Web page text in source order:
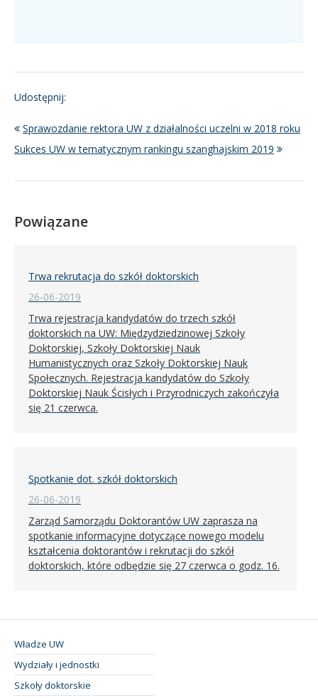
Udostępnij:
Sprawozdanie rektora UW z działalności uczelni w 2018 roku
Sukces UW w tematycznym rankingu szanghajskim 2019
Powiązane
Trwa rekrutacja do szkół doktorskich
26-06-2019
Trwa rejestracja kandydatów do trzech szkół
doktorskich na UW: Międzydziedzinowej Szkoły
Doktorskiej, Szkoły Doktorskiej Nauk
Humanistycznych oraz Szkoły Doktorskiej Nauk
Społecznych. Rejestracja kandydatów do Szkoły
Doktorskiej Nauk Ścisłych i Przyrodniczych zakończyła
się 21 czerwca.
Spotkanie dot. szkół doktorskich
26-06-2019
Zarząd Samorządu Doktorantów UW zaprasza na
spotkanie informacyjne dotyczące nowego modelu
kształcenia doktorantów i rekrutacji do szkół
doktorskich, które odbędzie się 27 czerwca o godz. 16.
Władze UW
Wydziały i jednostki
Szkoły doktorskie